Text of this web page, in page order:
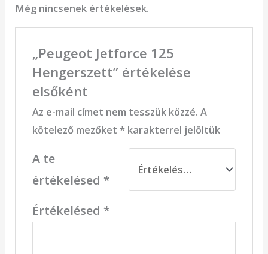
Még nincsenek értékelések.
„Peugeot Jetforce 125
Hengerszett” értékelése
elsőként
Az e-mail címet nem tesszük közzé. A
kötelező mezőket *karakterrel jelöltük
A te
értékelésed *
Értékelésed *